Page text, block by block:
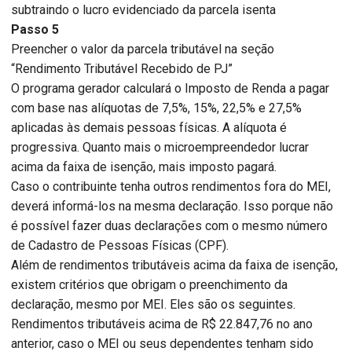
subtraindo o lucro evidenciado da parcela isenta
Passo 5
Preencher o valor da parcela tributável na seção
“Rendimento Tributável Recebido de PJ”
O programa gerador calculará o Imposto de Renda a pagar
com base nas alíquotas de 7,5%, 15%, 22,5% e 27,5%
aplicadas às demais pessoas físicas. A alíquota é
progressiva. Quanto mais o microempreendedor lucrar
acima da faixa de isenção, mais imposto pagará.
Caso o contribuinte tenha outros rendimentos fora do MEI,
deverá informá-los na mesma declaração. Isso porque não
é possível fazer duas declarações com o mesmo número
de Cadastro de Pessoas Físicas (CPF).
Além de rendimentos tributáveis acima da faixa de isenção,
existem critérios que obrigam o preenchimento da
declaração, mesmo por MEI. Eles são os seguintes.
Rendimentos tributáveis acima de R$ 22.847,76 no ano
anterior, caso o MEI ou seus dependentes tenham sido